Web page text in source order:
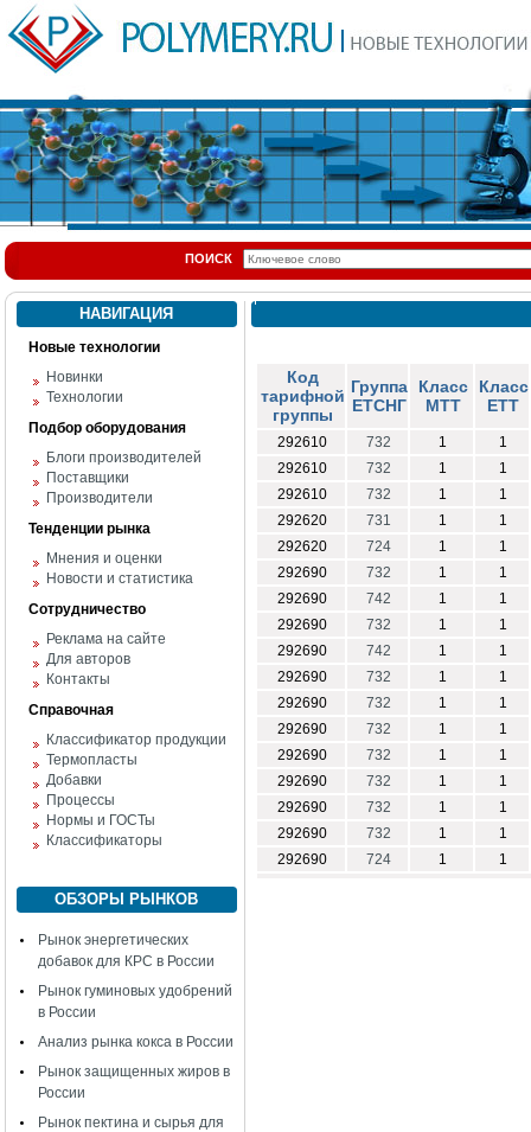
ПОИСК
НАВИГАЦИЯ
Новые технологии
Новинки
Технологии
Подбор оборудования
Блоги производителей
Поставщики
Производители
Тенденции рынка
Мнения и оценки
Новости и статистика
Сотрудничество
Реклама на сайте
Для авторов
Контакты
Справочная
Классификатор продукции
Термопласты
Добавки
Процессы
Нормы и ГОСТы
Классификаторы
ОБЗОРЫ РЫНКОВ
Рынок энергетических
добавок для КРС в России
Рынок гуминовых удобрений
в России
Анализ рынка кокса в России
Рынок защищенных жиров в
России
Рынок пектина и сырья для
Код
тарифной
группы
Группа
ЕТСНГ
Класс
МТТ
Класс
ЕТТ
292610 732 1
1
292610
732 1
1
292610
732 1
1
292620
731 1
1
292620
724 1
1
292690
732 1
1
292690
742 1
1
292690
732 1
1
292690
742 1
1
292690
732 1
1
292690
732 1
1
292690
732 1
1
292690
732 1
1
292690
732 1
1
292690
732 1
1
292690
732 1
1
292690
724 1 1